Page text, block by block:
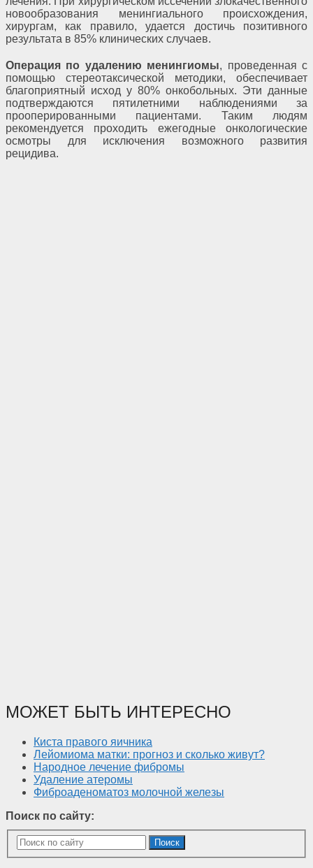
новообразования менингиального происхождения,
хирургам, как правило, удается достичь позитивного
результата в 85% клинических случаев.
Операция по удалению менингиомы, проведенная с
помощью стереотаксической методики, обеспечивает
благоприятный исход у 80% онкобольных. Эти данные
подтверждаются пятилетними наблюдениями за
прооперированными пациентами. Таким людям
рекомендуется проходить ежегодные онкологические
осмотры для исключения возможного развития
рецидива.
МОЖЕТ БЫТЬ ИНТЕРЕСНО
Киста правого яичника
Лейомиома матки: прогноз и сколько живут?
Народное лечение фибромы
Удаление атеромы
Фиброаденоматоз молочной железы
Поиск по сайту:
Поиск